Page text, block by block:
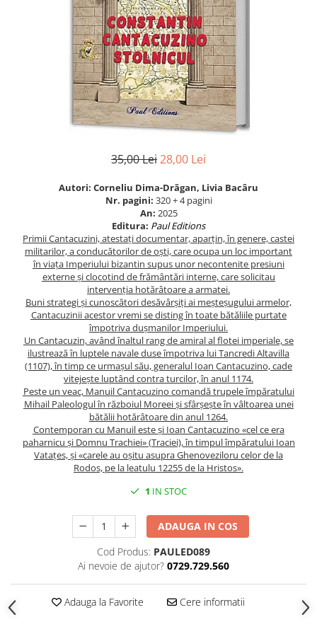
Gastronomie
Istorie/Critica
Manuale scolare/Cursuri
Politică/Geopolitică
Proză
Psihologie
Sociologie
Spiritualitate/Ezoterism
Sport
Stiinte/Educatie
Noutăți
Cărți
Reviste
Reviste
Evenimentul istoric - editii
35,00 Lei28,00 Lei
Autori: Corneliu Dima-Drăgan, Livia Bacâru
Nr. pagini: 320 + 4 pagini
An: 2025
Editura: Paul Editions
Primii Cantacuzini, atestaţi documentar, aparţin, în genere, castei
militarilor, a conducătorilor de oşti, care ocupa un loc important
în viaţa Imperiului bizantin supus unor necontenite presiuni
externe şi clocotind de frământări interne, care solicitau
intervenţia hotărâtoare a armatei.
Buni strategi şi cunoscători desăvârşiţi ai meşteşugului armelor,
Cantacuzinii acestor vremi se disting în toate bătăliile purtate
împotriva duşmanilor Imperiului.
Un Cantacuzin, având înaltul rang de amiral al flotei imperiale, se
ilustrează în luptele navale duse împotriva lui Tancredi Altavilla
(1107), în timp ce urmaşul său, generalul Ioan Cantacuzino, cade
vitejeşte luptând contra turcilor, în anul 1174.
Peste un veac, Manuil Cantacuzino comandă trupele împăratului
Mihail Paleologul în războiul Moreei şi sfârşeşte în vâltoarea unei
bătălii hotărâtoare din anul 1264.
Contemporan cu Manuil este şi Ioan Cantacuzino «cel ce era
paharnicu şi Domnu Trachiei» (Traciei), în timpul împăratului Ioan
Vataţes, şi «carele au oşitu asupra Ghenoveziloru celor de la
Rodos, pe la leatulu 12255 de la Hristos».
1 IN STOC
ADAUGA IN COS
Cod Produs: PAULED089
Ai nevoie de ajutor? 0729.729.560
Adauga la Favorite Cere informatii